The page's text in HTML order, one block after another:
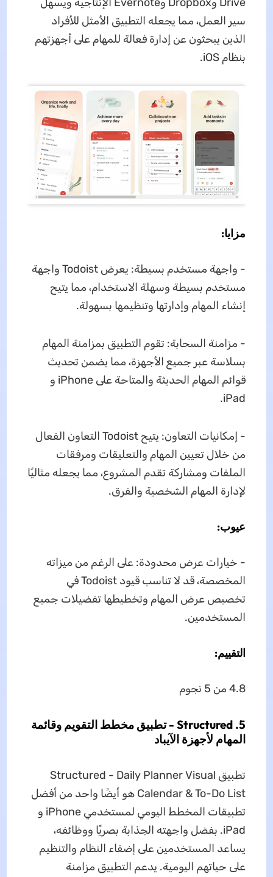
Drive وDropbox وEvernote الإنتاجية ويسهل
سير العمل، مما يجعله التطبيق الأمثل للأفراد
الذين يبحثون عن إدارة فعالة للمهام على أجهزتهم
بنظام iOS.
مزايا:
- واجهة مستخدم بسيطة: يعرض Todoist واجهة
مستخدم بسيطة وسهلة الاستخدام، مما يتيح
إنشاء المهام وإدارتها وتنظيمها بسهولة.
- مزامنة السحابة: تقوم التطبيق بمزامنة المهام
بسلاسة عبر جميع الأجهزة، مما يضمن تحديث
قوائم المهام الحديثة والمتاحة على iPhone و
iPad.
- إمكانيات التعاون: يتيح Todoist التعاون الفعال
من خلال تعيين المهام والتعليقات ومرفقات
الملفات ومشاركة تقدم المشروع، مما يجعله مثاليًا
لإدارة المهام الشخصية والفرق.
عيوب:
- خيارات عرض محدودة: على الرغم من ميزاته
المخصصة، قد لا تناسب قيود Todoist في
تخصيص عرض المهام وتخطيطها تفضيلات جميع
المستخدمين.
التقييم:
4.8 من 5 نجوم
5. Structured - تطبيق مخطط التقويم وقائمة
المهام لأجهزة الآيباد
تطبيق Structured - Daily Planner Visual
Calendar & To-Do List هو أيضًا واحد من أفضل
تطبيقات المخطط اليومي لمستخدمي iPhone و
iPad. بفضل واجهته الجذابة بصريًا ووظائفه،
يساعد المستخدمين على إضفاء النظام والتنظيم
على حياتهم اليومية. يدعم التطبيق مزامنة